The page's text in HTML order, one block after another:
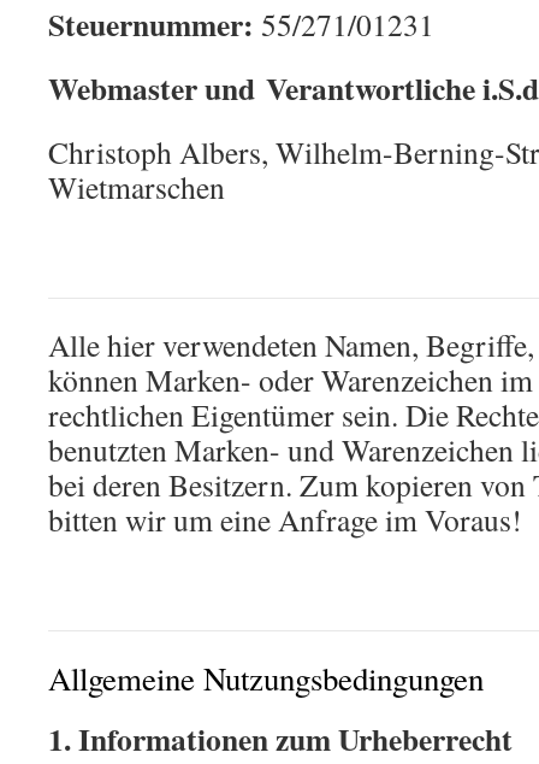
Steuernummer: 55/271/01231
Webmaster und Verantwortliche
Christoph Albers, Wilhelm-Berning-
Wietmarschen
Alle hier verwendeten Namen,
können Marken- oder Warenzeichen
rechtlichen Eigentümer sein. Die
benutzten Marken- und Warenzeichen
bei deren Besitzern. Zum kopieren von
bitten wir um eine Anfrage im Voraus!
Allgemeine Nutzungsbedingungen
1. Informationen zum Urheberrecht